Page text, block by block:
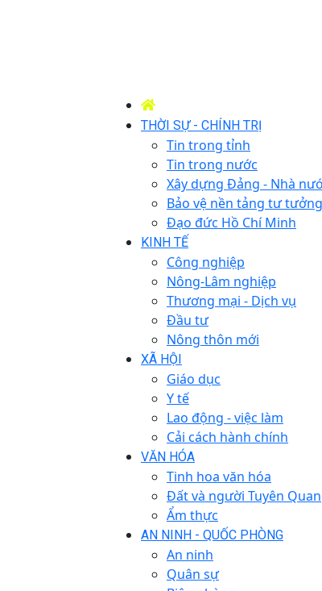
THỜI SỰ - CHÍNH TRỊ
Tin trong tỉnh
Tin trong nước
Xây dựng Đảng - Nhà
Bảo vệ nền tảng tư
Đạo đức Hồ Chí Minh
KINH TẾ
Công nghiệp
Nông-Lâm nghiệp
Thương mại - Dịch vụ
Đầu tư
Nông thôn mới
XÃ HỘI
Giáo dục
Y tế
Lao động - việc làm
Cải cách hành chính
VĂN HÓA
Tinh hoa văn hóa
Đất và người Tuyên
Ẩm thực
AN NINH - QUỐC PHÒNG
An ninh
Quân sự